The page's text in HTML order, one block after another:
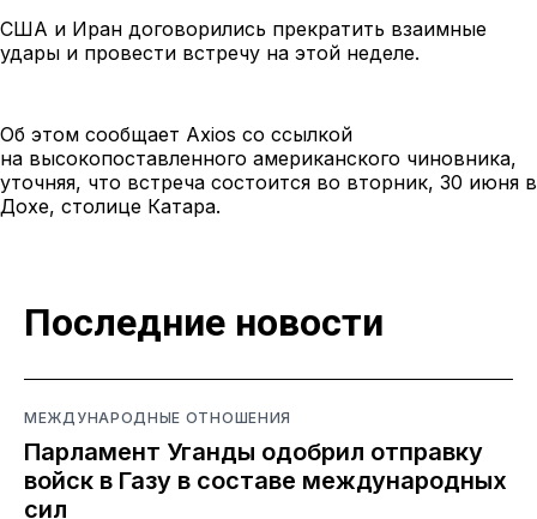
США и Иран договорились прекратить взаимные
удары и провести встречу на этой неделе.
Об этом сообщает Axios со ссылкой
на высокопоставленного американского чиновника,
уточняя, что встреча состоится во вторник, 30 июня в
Дохе, столице Катара.
Последние новости
МЕЖДУНАРОДНЫЕ ОТНОШЕНИЯ
Парламент Уганды одобрил отправку
войск в Газу в составе международных
сил